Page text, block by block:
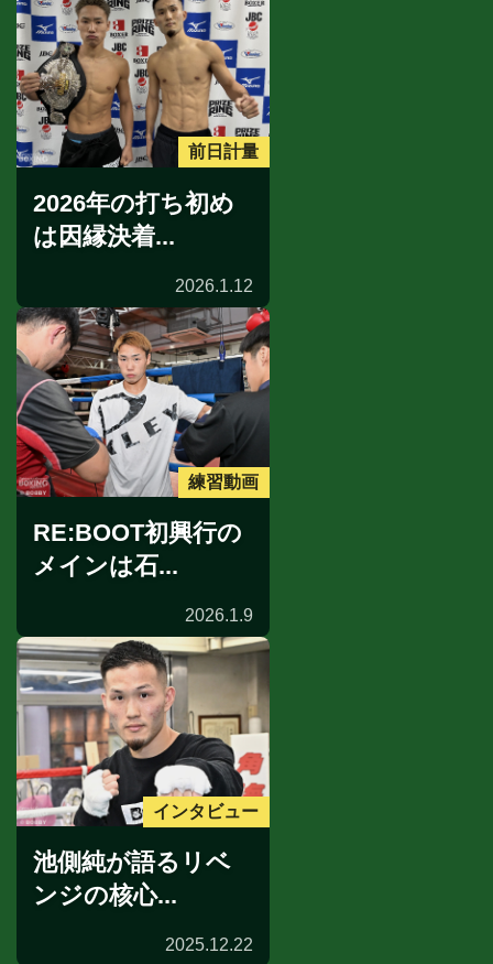
前日計量
2026年の打ち初め
は因縁決着...
2026.1.12
練習動画
RE:BOOT初興行の
メインは石...
2026.1.9
インタビュー
池側純が語るリベ
ンジの核心...
2025.12.22